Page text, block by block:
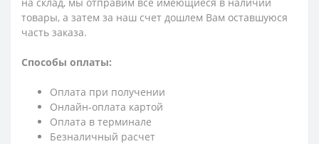
товары, а затем за наш счет дошлем Вам оставшуюся
часть заказа.
Способы оплаты:
Оплата при получении
Онлайн-оплата картой
Оплата в терминале
Безналичный расчет